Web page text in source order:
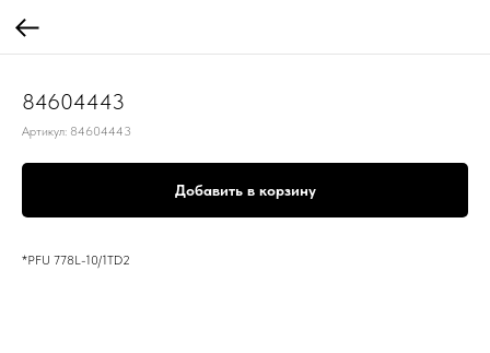
84604443
Артикул: 84604443
Добавить в корзину
*PFU 778L-10/1TD2